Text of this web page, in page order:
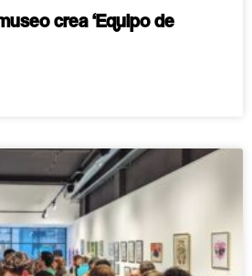
crea ‘Equipo de